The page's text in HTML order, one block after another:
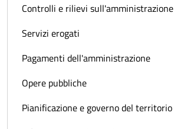
Controlli e rilievi sull'amministrazione
Servizi erogati
Pagamenti dell'amministrazione
Opere pubbliche
Pianificazione e governo del territorio